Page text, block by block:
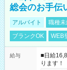
総会のお手伝
アルバイト 職種
ブランクOK
WEB
給与
■日給
ります！